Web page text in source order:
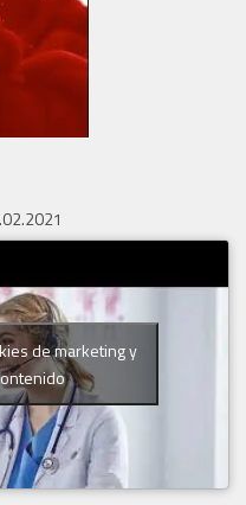
de marketing y